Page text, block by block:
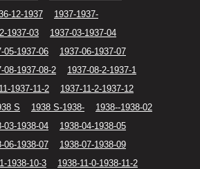
12-1937
1937-1937-
1937-03
1937-03-1937-04
05-1937-06
1937-06-1937-07
08-1937-08-2
1937-08-2-1937-1
1937-11-2
1937-11-2-1937-12
S 1938 S-1938-
1938--1938-02
03-1938-04
1938-04-1938-05
06-1938-07
1938-07-1938-09
1938-10-3
1938-11-0-1938-11-2